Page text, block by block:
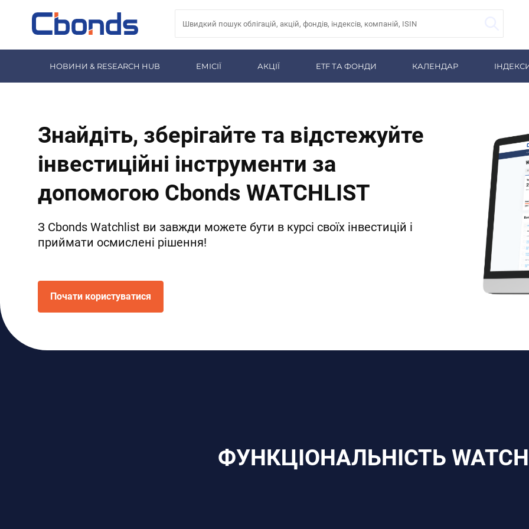
НОВИНИ & RESEARCH HUB ЕМІСІЇ АКЦІЇ ETF ТА ФОНДИ КАЛЕНДАР
Знайдіть, зберігайте та відстежуйте
інвестиційні інструменти за
допомогою Cbonds WATCHLIST
З Cbonds Watchlist ви завжди можете бути в курсі своїх інвестицій і
приймати осмислені рішення!
Почати користуватися
ФУНКЦІОНАЛЬНІСТЬ